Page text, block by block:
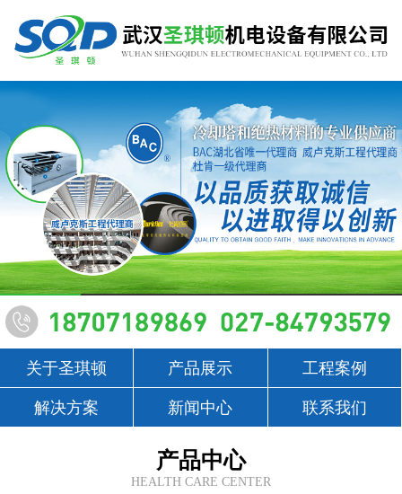
关于圣琪顿 产品展示 工程案例
解决方案 新闻中心 联系我们
产品中心
HEALTH CARE CENTER